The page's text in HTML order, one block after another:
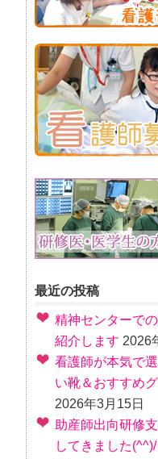
最近の投稿
精神センターで
紹介します 2026
看護師が本気で
い靴＆おすすめ
2026年3月15日
助産師出向研修
してきました(^^)/